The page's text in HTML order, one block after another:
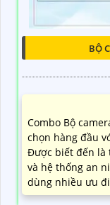
BỘ
Combo Bộ
chọn hàng đầu
Được biết đến là
và hệ thống an
dùng nhiều ưu